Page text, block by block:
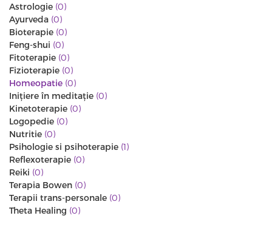
Astrologie (0)
Ayurveda (0)
Bioterapie (0)
Feng-shui (0)
Fitoterapie (0)
Fizioterapie (0)
Homeopatie (0)
Iniţiere în meditaţie (0)
Kinetoterapie (0)
Logopedie (0)
Nutritie (0)
Psihologie si psihoterapie (1)
Reflexoterapie (0)
Reiki (0)
Terapia Bowen (0)
Terapii trans-personale (0)
Theta Healing (0)